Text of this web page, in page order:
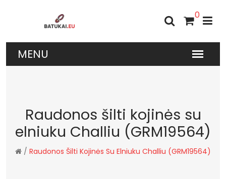
0
Raudonos šilti kojinės su
elniuku Challiu (GRM19564)
/ Raudonos Šilti Kojinės Su Elniuku Challiu (GRM19564)